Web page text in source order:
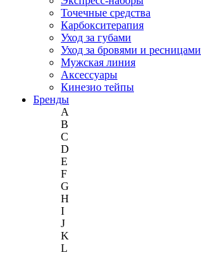
Точечные средства
Карбокситерапия
Уход за губами
Уход за бровями и ресницами
Мужская линия
Аксессуары
Кинезио тейпы
Бренды
A
B
C
D
E
F
G
H
I
J
K
L